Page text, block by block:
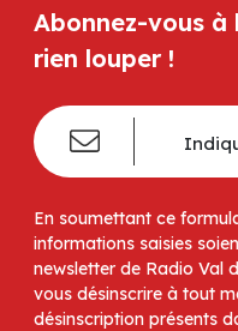
Abonnez-vous
rien louper !
En soumettant ce
informations saisies
newsletter de Radio Val
vous désinscrire à tout
désinscription présents